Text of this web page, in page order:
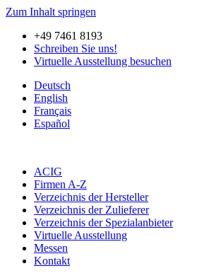
Zum Inhalt springen
+49 7461 8193
Schreiben Sie uns!
Virtuelle Ausstellung besuchen
Deutsch
English
Français
Español
ACIG
Firmen A-Z
Verzeichnis der Hersteller
Verzeichnis der Zulieferer
Verzeichnis der Spezialanbieter
Virtuelle Ausstellung
Messen
Kontakt